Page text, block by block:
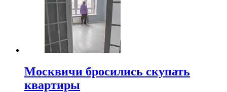
Москвичи бросились скупать
квартиры